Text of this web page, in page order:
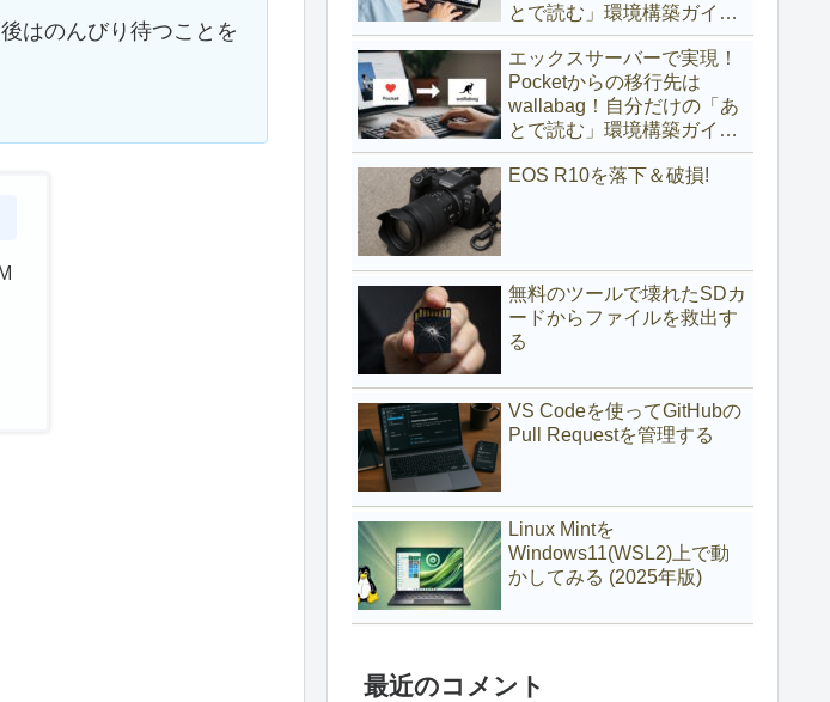
はのんびり待つことを
とで読む」環境構築ガイド
(サブディレクトリ編)
エックスサーバーで実現！
Pocketからの移行先は
wallabag！自分だけの「あ
とで読む」環境構築ガイド
(サブドメイン編)
EOS R10を落下＆破損!
無料のツールで壊れたSDカ
ードからファイルを救出す
る
VS Codeを使ってGitHubの
Pull Requestを管理する
Linux Mintを
Windows11(WSL2)上で動
かしてみる (2025年版)
最近のコメント